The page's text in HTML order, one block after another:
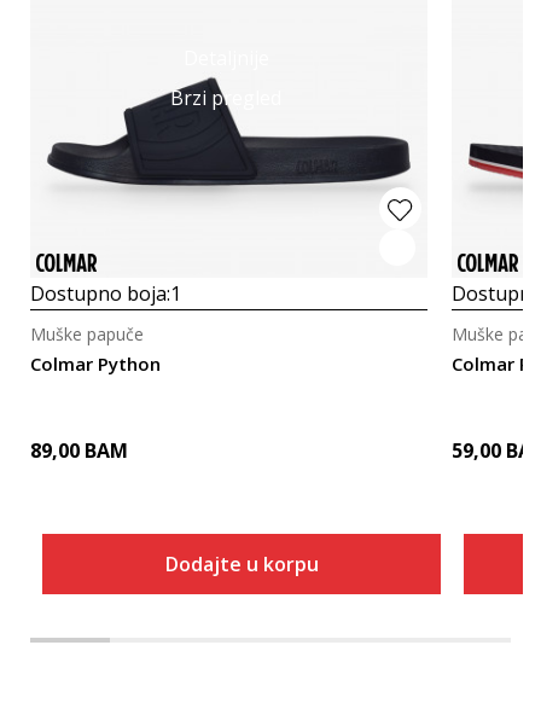
Brzi pregled
Dostupno boja:1
Colmar Python
Muške papuče
89,00 BAM
Dodajte u korpu
Colmar
Muške
59,00